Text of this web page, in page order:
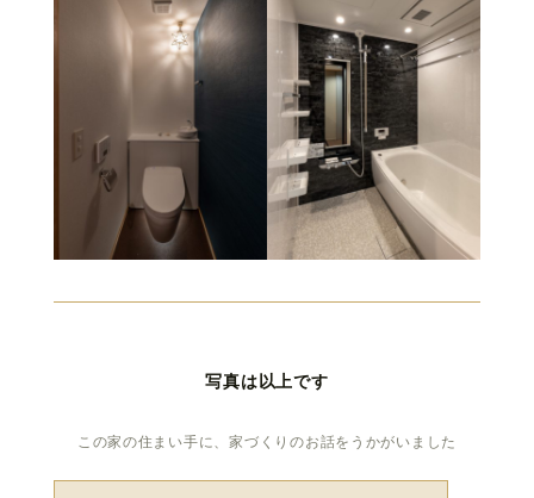
写真は以上です
この家の住まい手に、家づくりのお話をうかがいました